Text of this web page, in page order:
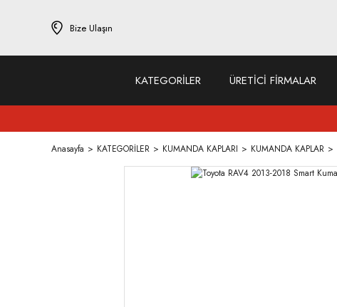
Bize Ulaşın
KATEGORİLER ÜRETİCİ FİRMALAR
Anasayfa KATEGORİLER KUMANDA KAPLARI KUMANDA KAPLAR